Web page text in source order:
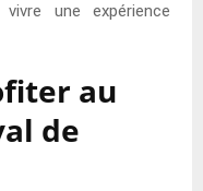
une expérience
au
de